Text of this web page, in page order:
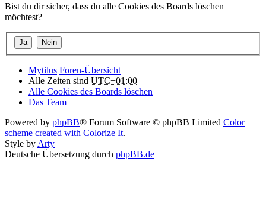
Bist du dir sicher, dass du alle Cookies des Boards löschen
möchtest?
Mytilus Foren-Übersicht
Alle Zeiten sind UTC+01:00
Alle Cookies des Boards löschen
Das Team
Powered by phpBB® Forum Software © phpBB Limited Color
scheme created with Colorize It.
Style byArty
Deutsche Übersetzung durch phpBB.de